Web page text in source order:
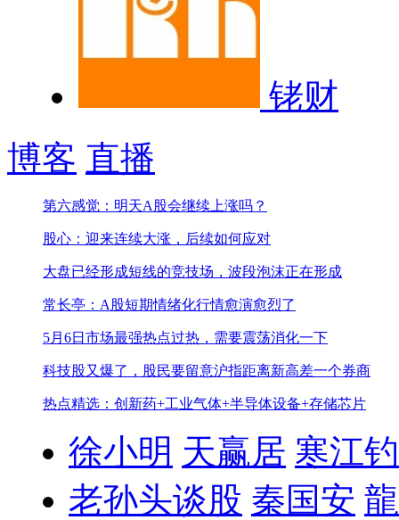
铑财
博客 直播
第六感觉：明天A股会继续上涨吗？
股心：迎来连续大涨，后续如何应对
大盘已经形成短线的竞技场，波段泡沫正在形成
常长亭：A股短期情绪化行情愈演愈烈了
5月6日市场最强热点过热，需要震荡消化一下
科技股又爆了，股民要留意沪指距离新高差一个券商
热点精选：创新药+工业气体+半导体设备+存储芯片
徐小明 天赢居 寒江
老孙头谈股 秦国安